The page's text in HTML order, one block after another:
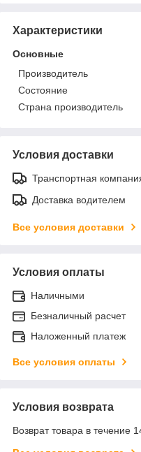
Характеристики
Основные
Производитель
Состояние
Страна производитель
Условия доставки
Транспортная
Доставка водителем
Все условия доставки
Условия оплаты
Наличными
Безналичный расчет
Наложенный платеж
Все условия оплаты
Условия возврата
Возврат товара в течение